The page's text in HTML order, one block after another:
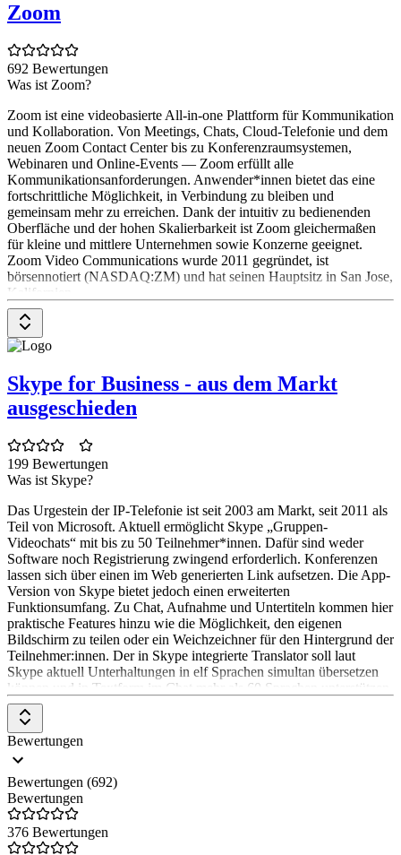
Zoom
692 Bewertungen
Was ist Zoom?
Zoom ist eine videobasierte All-in-one Plattform für Kommunikation
und Kollaboration. Von Meetings, Chats, Cloud-Telefonie und dem
neuen Zoom Contact Center bis zu Konferenzraumsystemen,
Webinaren und Online-Events ― Zoom erfüllt alle
Kommunikationsanforderungen. Anwender*innen bietet das eine
fortschrittliche Möglichkeit, in Verbindung zu bleiben und
gemeinsam mehr zu erreichen. Dank der intuitiv zu bedienenden
Oberfläche und der hohen Skalierbarkeit ist Zoom gleichermaßen
für kleine und mittlere Unternehmen sowie Konzerne geeignet.
Zoom Video Communications wurde 2011 gegründet, ist
börsennotiert (NASDAQ:ZM) und hat seinen Hauptsitz in San Jose,
Kalifornien.
Skype for Business - aus dem Markt
ausgeschieden
199 Bewertungen
Was ist Skype?
Das Urgestein der IP-Telefonie ist seit 2003 am Markt, seit 2011 als
Teil von Microsoft. Aktuell ermöglicht Skype „Gruppen-
Videochats“ mit bis zu 50 Teilnehmer*innen. Dafür sind weder
Software noch Registrierung zwingend erforderlich. Konferenzen
lassen sich über einen im Web generierten Link aufsetzen. Die App-
Version von Skype bietet jedoch einen erweiterten
Funktionsumfang. Zu Chat, Aufnahme und Untertiteln kommen hier
praktische Features hinzu wie die Möglichkeit, den eigenen
Bildschirm zu teilen oder ein Weichzeichner für den Hintergrund der
Teilnehmer:innen. Der in Skype integrierte Translator soll laut
Skype aktuell Unterhaltungen in elf Sprachen simultan übersetzen
können und in Textform im Chat mehr als 60 Sprachen unterstützen.
Seit Sommer 2021 wurde die Business Version von Skype
abgeschaltet. Seitdem gibt es einen Link von der Seite auf Microsoft
Teams.
Bewertungen
Bewertungen (692)
Bewertungen
376 Bewertungen